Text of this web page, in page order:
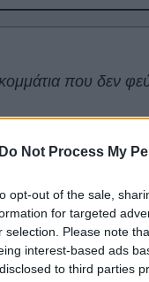
Not Process My
opt-out of the sale,
for targeted
selection. Please note
interest-based ads
to third parties
κομμάτια που δεν
από
και
το κάνει τόσο